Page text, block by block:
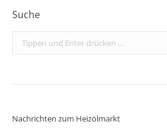
Suche
Search:
Nachrichten zum Heizölmarkt